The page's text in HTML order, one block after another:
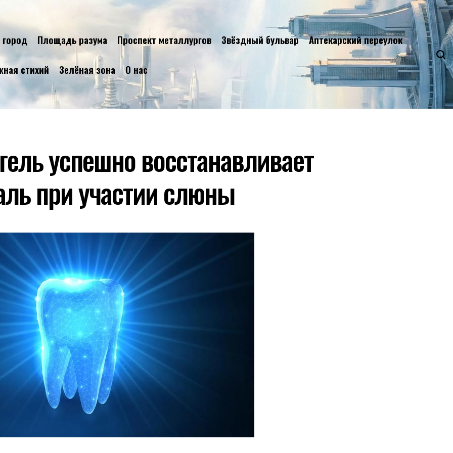
Площадь разума Проспект металлургов Звёздный бульвар Аптекарский переулок
стихий Зелёная зона О нас
успешно восстанавливает
при участии слюны